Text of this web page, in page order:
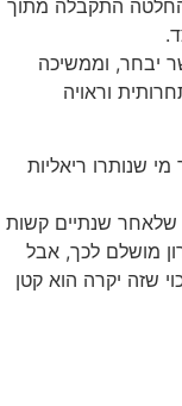
התקבלה מתוך
יבחר, וממשיכה
וראויה
שנותרו ריאליות
שלאחר שנתיים קשות
מושלם לכך, אבל
שזה יקרה הוא קטן